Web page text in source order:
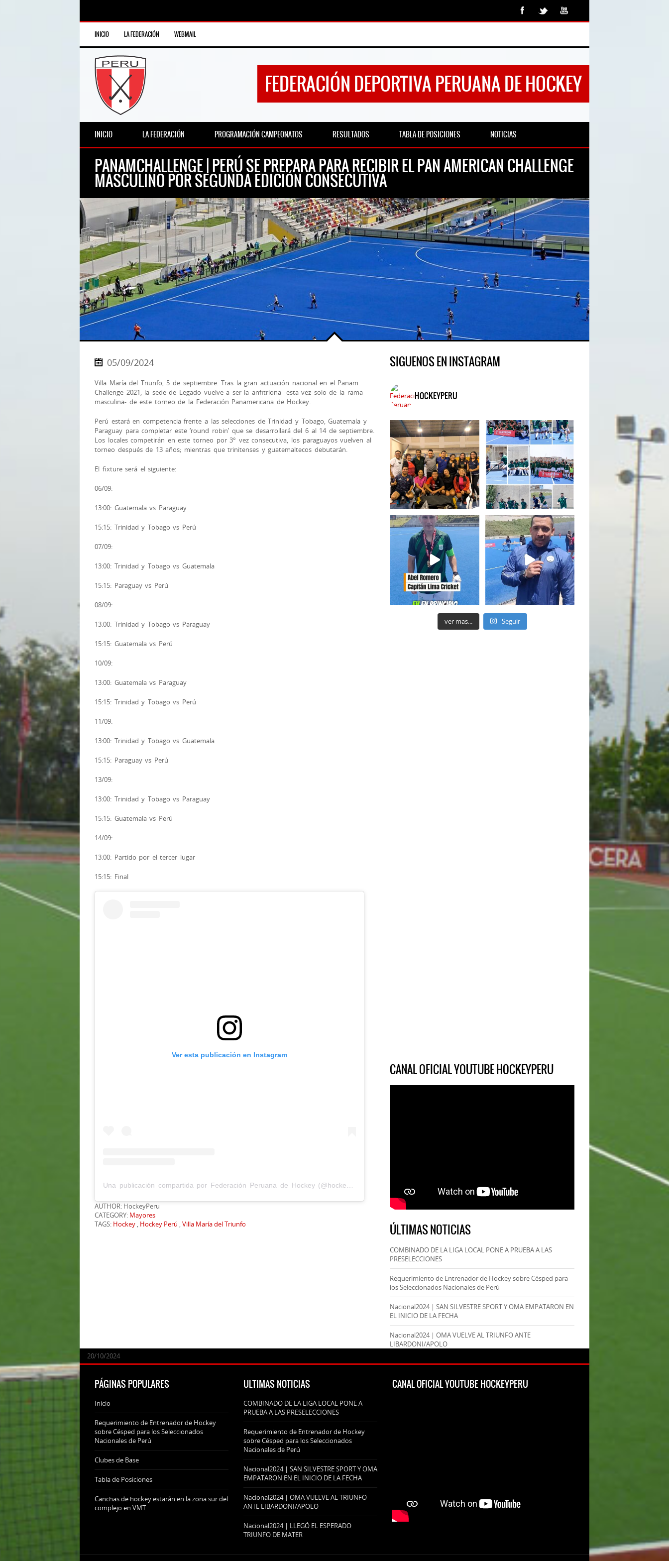
INICIO LA FEDERACIÓN WEBMAIL
FEDERACIÓN DEPORTIVA PERUANA DE HOCKEY
INICIO LA FEDERACIÓN PROGRAMACIÓN CAMPEONATOS RESULTADOS TABLA DE POSICIONES NOTICIAS
PANAMCHALLENGE | PERÚ SE PREPARA PARA RECIBIR EL PAN AMERICAN CHALLENGE
MASCULINO POR SEGUNDA EDICIÓN CONSECUTIVA
05/09/2024
Villa María del Triunfo, 5 de septiembre. Tras la gran actuación nacional en el Panam
Challenge 2021, la sede de Legado vuelve a ser la anfitriona -esta vez solo de la rama
masculina- de este torneo de la Federación Panamericana de Hockey.
Perú estará en competencia frente a las selecciones de Trinidad y Tobago, Guatemala y
Paraguay para completar este ‘round robin’ que se desarrollará del 6 al 14 de septiembre.
Los locales competirán en este torneo por 3° vez consecutiva, los paraguayos vuelven al
torneo después de 13 años; mientras que trinitenses y guatemaltecos debutarán.
El fixture será el siguiente:
06/09:
13:00: Guatemala vs Paraguay
15:15: Trinidad y Tobago vs Perú
07/09:
13:00: Trinidad y Tobago vs Guatemala
15:15: Paraguay vs Perú
08/09:
13:00: Trinidad y Tobago vs Paraguay
15:15: Guatemala vs Perú
10/09:
13:00: Guatemala vs Paraguay
15:15: Trinidad y Tobago vs Perú
11/09:
13:00: Trinidad y Tobago vs Guatemala
15:15: Paraguay vs Perú
13/09:
13:00: Trinidad y Tobago vs Paraguay
15:15: Guatemala vs Perú
14/09:
13:00: Partido por el tercer lugar
15:15: Final
Ver esta publicación en Instagram
AUTHOR: HockeyPeru
CATEGORY: Mayores
TAGS: Hockey Hockey Perú Villa María del Triunfo
SIGUENOS EN INSTAGRAM
HOCKEYPERU
ver mas... Seguir
CANAL OFICIAL YOUTUBE HOCKEYPERU
ÚLTIMAS NOTICIAS
COMBINADO DE LA LIGA LOCAL PONE A PRUEBA A LAS
PRESELECCIONES
24/09/2025
Requerimiento de Entrenador de Hockey sobre Césped para
los Seleccionados Nacionales de Perú
07/11/2024
Nacional2024 | SAN SILVESTRE SPORT Y OMA EMPATARON EN
EL INICIO DE LA FECHA
20/10/2024
Nacional2024 | OMA VUELVE AL TRIUNFO ANTE
LIBARDONI/APOLO
20/10/2024
PÁGINAS POPULARES
Inicio
Requerimiento de Entrenador de Hockey
sobre Césped para los Seleccionados
Nacionales de Perú
Clubes de Base
Tabla de Posiciones
Canchas de hockey estarán en la zona sur del
complejo en VMT
ULTIMAS NOTICIAS
COMBINADO DE LA LIGA LOCAL PONE A
PRUEBA A LAS PRESELECCIONES
Requerimiento de Entrenador de Hockey
sobre Césped para los Seleccionados
Nacionales de Perú
Nacional2024 | SAN SILVESTRE SPORT Y OMA
EMPATARON EN EL INICIO DE LA FECHA
Nacional2024 | OMA VUELVE AL TRIUNFO
ANTE LIBARDONI/APOLO
Nacional2024 | LLEGÓ EL ESPERADO
TRIUNFO DE MATER
CANAL OFICIAL YOUTUBE HOCKEYPERU